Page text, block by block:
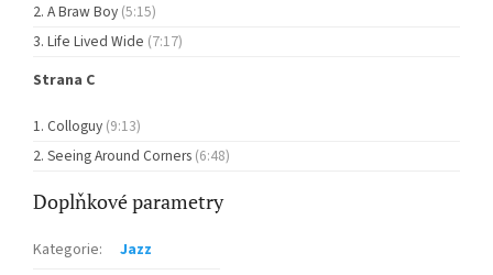
A Braw Boy (5:15)
Life Lived Wide (7:17)
Strana C
Colloguy (9:13)
Seeing Around Corners (6:48)
Doplňkové parametry
Kategorie:
Jazz